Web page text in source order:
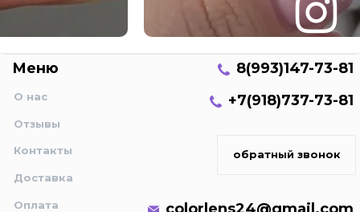
Меню
О нас
Отзывы
Контакты
Доставка
Оплата
8(993)147-73-81
+7(918)737-73-81
обратный звонок